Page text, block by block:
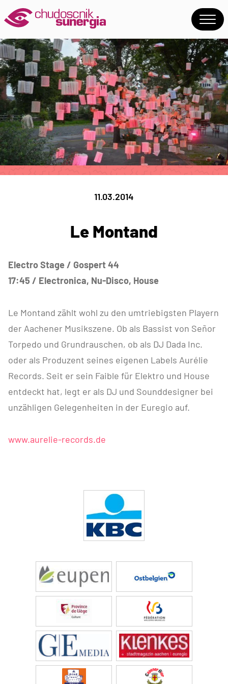
11.03.2014
Le Montand
Electro Stage / Gospert 44
17:45 / Electronica, Nu-Disco, House
Le Montand zählt wohl zu den umtriebigsten Playern
der Aachener Musikszene. Ob als Bassist von Señor
Torpedo und Grundrauschen, ob als DJ Dada Inc.
oder als Produzent seines eigenen Labels Aurélie
Records. Seit er sein Faible für Elektro und House
entdeckt hat, legt er als DJ und Sounddesigner bei
unzähligen Gelegenheiten in der Euregio auf.
www.aurelie-records.de